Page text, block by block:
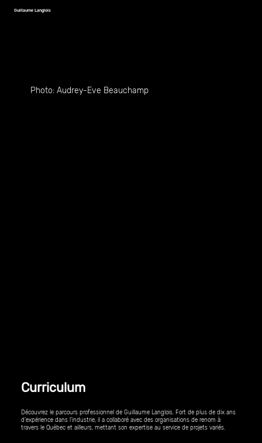
Guillaume Langlois
Photo: Audrey-Eve Beauchamp
Curriculum
Découvrez le parcours professionnel de Guillaume Langlois. Fort de plus de dix ans
d’expérience dans l’industrie, il a collaboré avec des organisations de renom à
travers le Québec et ailleurs, mettant son expertise au service de projets variés.